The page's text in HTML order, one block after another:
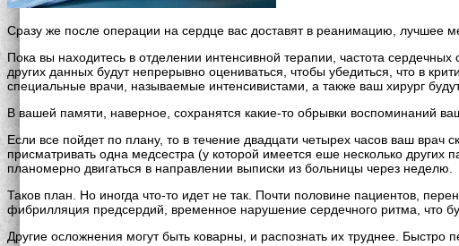
Сразу же после операции на сердце вас доставят в реанимацию, лучшее
Пока вы находитесь в отделении интенсивной терапии, частота
других данных будут непрерывно оцениваться, чтобы убедиться, что в
специальные врачи, называемые интенсивистами, а также ваш хирург
В вашей памяти, наверное, сохранятся какие-то обрывки воспоминаний
Если все пойдет по плану, то в течение двадцати четырех часов ваш врач
присматривать одна медсестра (у которой имеется еше несколько
планомерно двигаться в направлении выписки из больницы через неделю.
Таков план. Но иногда что-то идет не так. Почти половине пациентов,
фибрилляция предсердий, временное нарушение сердечного ритма, что
Другие осложнения могут быть коварны, и распознать их труднее.